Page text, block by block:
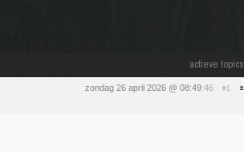
actieve topics
zondag 26 april 2026 @ 08:49:46 #1